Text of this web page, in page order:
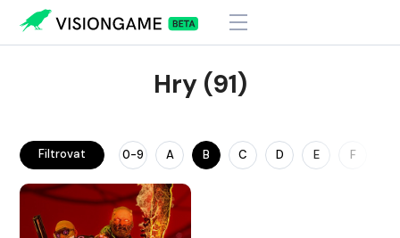
Hry (91)
Filtrovat 0-9 A B C D E F